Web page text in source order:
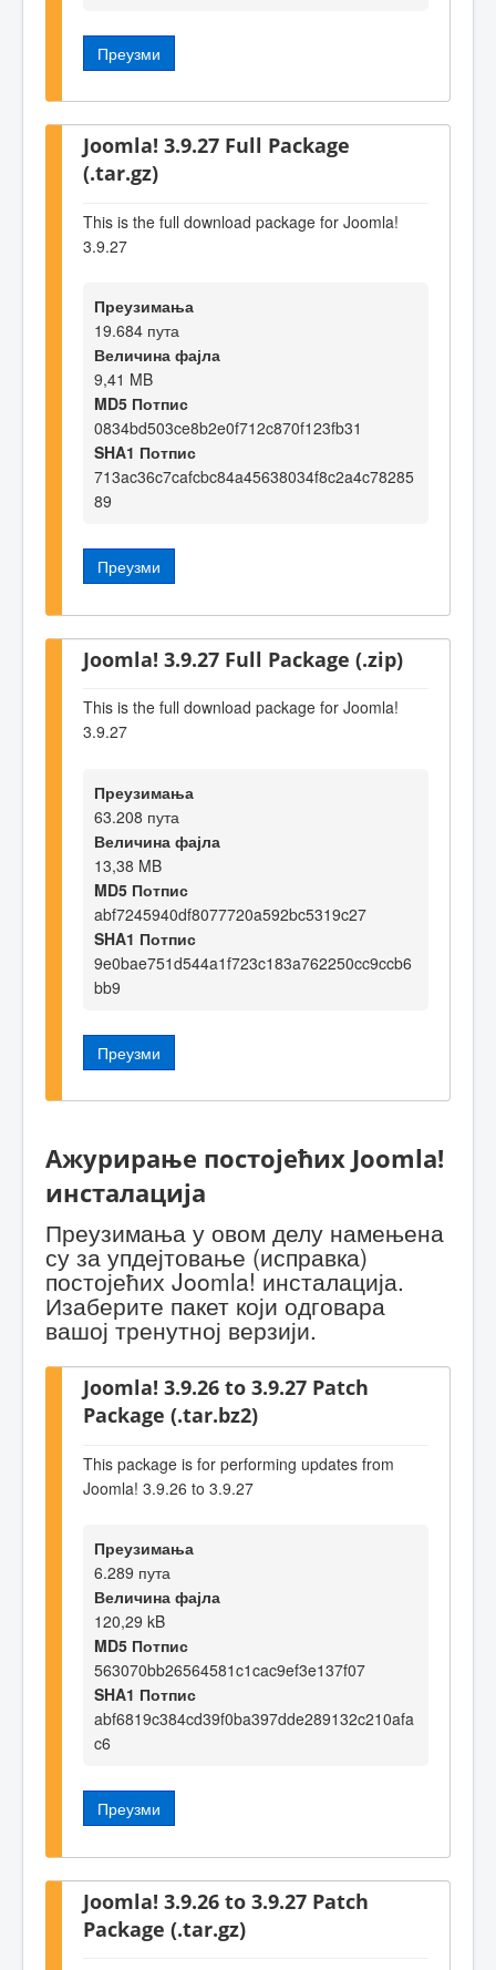
Преузми
Joomla! 3.9.27 Full Package
(.tar.gz)
This is the full download package for Joomla!
3.9.27
Преузимања
19.684 пута
Величина фајла
9,41 MB
MD5 Потпис
0834bd503ce8b2e0f712c870f123fb31
SHA1 Потпис
713ac36c7cafcbc84a45638034f8c2a4c78285
89
Преузми
Joomla! 3.9.27 Full Package (.zip)
This is the full download package for Joomla!
3.9.27
Преузимања
63.208 пута
Величина фајла
13,38 MB
MD5 Потпис
abf7245940df8077720a592bc5319c27
SHA1 Потпис
9e0bae751d544a1f723c183a762250cc9ccb6
bb9
Преузми
Ажурирање постојећих Joomla!
инсталација
Преузимања у овом делу намењена
су за упдејтовање (исправка)
постојећих Joomla! инсталација.
Изаберите пакет који одговара
вашој тренутној верзији.
Joomla! 3.9.26 to 3.9.27 Patch
Package (.tar.bz2)
This package is for performing updates from
Joomla! 3.9.26 to 3.9.27
Преузимања
6.289 пута
Величина фајла
120,29 kB
MD5 Потпис
563070bb26564581c1cac9ef3e137f07
SHA1 Потпис
abf6819c384cd39f0ba397dde289132c210afa
c6
Преузми
Joomla! 3.9.26 to 3.9.27 Patch
Package (.tar.gz)